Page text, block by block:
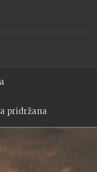
pridržana